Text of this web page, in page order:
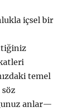
içsel bir
temel
anlar—